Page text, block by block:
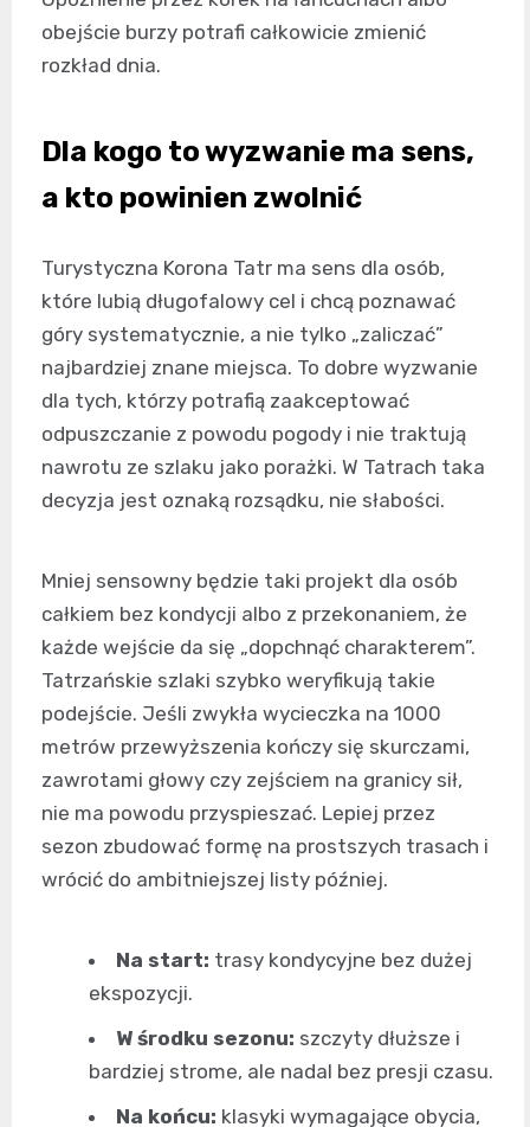
obejście burzy potrafi całkowicie zmienić
rozkład dnia.
Dla kogo to wyzwanie ma sens,
a kto powinien zwolnić
Turystyczna Korona Tatr ma sens dla osób,
które lubią długofalowy cel i chcą poznawać
góry systematycznie, a nie tylko „zaliczać”
najbardziej znane miejsca. To dobre wyzwanie
dla tych, którzy potrafią zaakceptować
odpuszczanie z powodu pogody i nie traktują
nawrotu ze szlaku jako porażki. W Tatrach taka
decyzja jest oznaką rozsądku, nie słabości.
Mniej sensowny będzie taki projekt dla osób
całkiem bez kondycji albo z przekonaniem, że
każde wejście da się „dopchnąć charakterem”.
Tatrzańskie szlaki szybko weryfikują takie
podejście. Jeśli zwykła wycieczka na 1000
metrów przewyższenia kończy się skurczami,
zawrotami głowy czy zejściem na granicy sił,
nie ma powodu przyspieszać. Lepiej przez
sezon zbudować formę na prostszych trasach i
wrócić do ambitniejszej listy później.
Na start: trasy kondycyjne bez dużej
ekspozycji.
W środku sezonu: szczyty dłuższe i
bardziej strome, ale nadal bez presji czasu.
Na końcu: klasyki wymagające obycia,